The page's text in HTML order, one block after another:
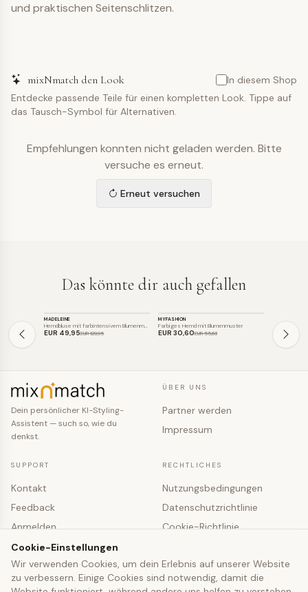
und praktischen Seitenschlitzen.
mixNmatch den Look
In diesem Shop
Entdecke passende Teile für einen kompletten Look. Tippe auf
das Tausch-Symbol für Alternativen.
Empfehlungen konnten nicht geladen werden. Bitte
versuche es erneut.
Erneut versuchen
Das könnte dir auch gefallen
SALE
MADELEINE
Hemdbluse mit farbintensivem Blumenmust…
EUR 49,95EUR 129,95
SALE
MYFASHION
Farbiges Hemd mit Blumenmuster
EUR 30,60EUR 55,63
SALE
EUR 89
Dein persönlicher KI-Styling-
Assistent — such so, wie du
denkst.
ÜBER UNS
Partner werden
Impressum
SUPPORT
Kontakt
Feedback
Anmelden
Registrieren
RECHTLICHES
Nutzungsbedingungen
Datenschutzrichtlinie
Cookie-Richtlinie
© 2026 mixNmatch · co-fashion UG (haftungsbeschränkt)
Cookie-Einstellungen
Wir verwenden Cookies, um dein Erlebnis auf unserer Website
zu verbessern. Einige Cookies sind notwendig, damit die